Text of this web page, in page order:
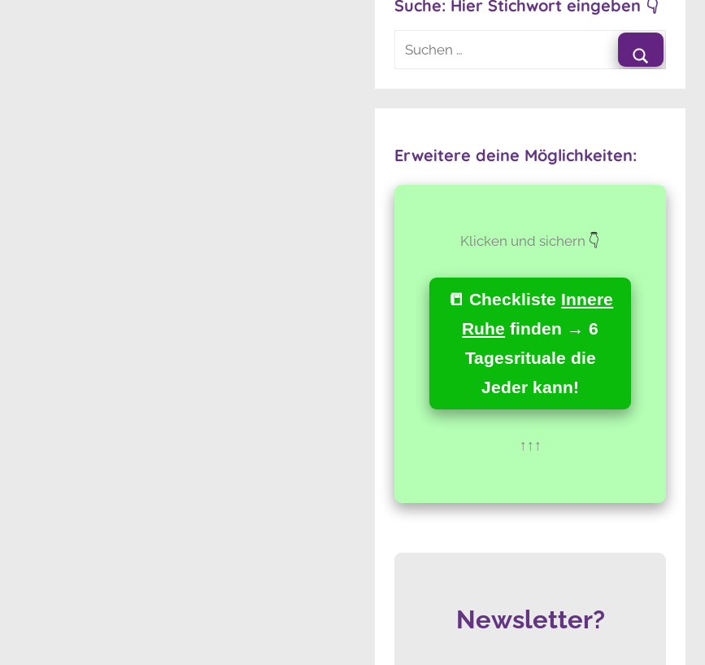
Suche: Hier Stichwort eingeben 👇
Suchen
Erweitere deine Möglichkeiten:
Klicken und sichern 👇
📒 Checkliste Innere
Ruhe finden → 6
Tagesrituale die
Jeder kann!
↑↑↑
Newsletter?